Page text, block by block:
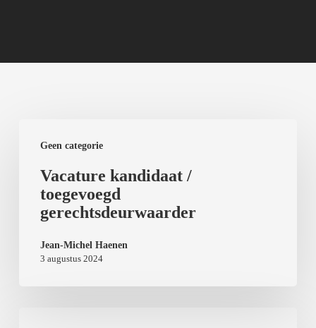
Geen categorie
Vacature kandidaat /
toegevoegd
gerechtsdeurwaarder
Jean-Michel Haenen
3 augustus 2024